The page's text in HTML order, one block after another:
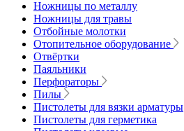
Ножницы по металлу
Ножницы для травы
Отбойные молотки
Отопительное оборудование
Отвёртки
Паяльники
Перфораторы
Пилы
Пистолеты для вязки арматуры
Пистолеты для герметика